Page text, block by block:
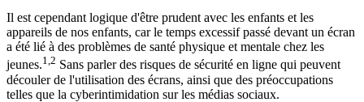
Il est cependant logique d'être prudent avec les enfants et les
appareils de nos enfants, car le temps excessif passé devant un écran
a été lié à des problèmes de santé physique et mentale chez les
jeunes.1,2 Sans parler des risques de sécurité en ligne qui peuvent
découler de l'utilisation des écrans, ainsi que des préoccupations
telles que la cyberintimidation sur les médias sociaux.